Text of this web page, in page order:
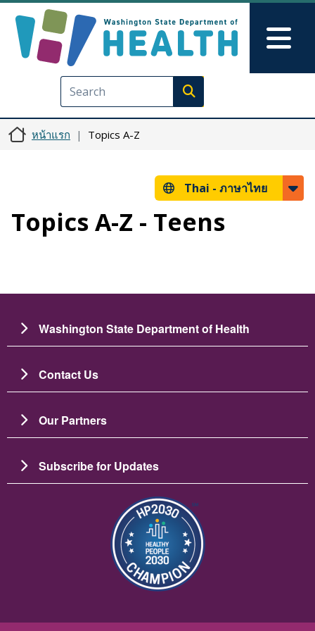
Execute search
หน้าแรก Topics A-Z
Thai - ภาษาไทย
Topics A-Z - Teens
Washington State Department of Health
Contact Us
Our Partners
Subscribe for Updates
Image